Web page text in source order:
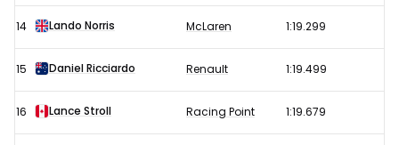
14 Lando Norris McLaren 1:19.299
15 Daniel Ricciardo Renault 1:19.499
16 Lance Stroll Racing Point 1:19.679